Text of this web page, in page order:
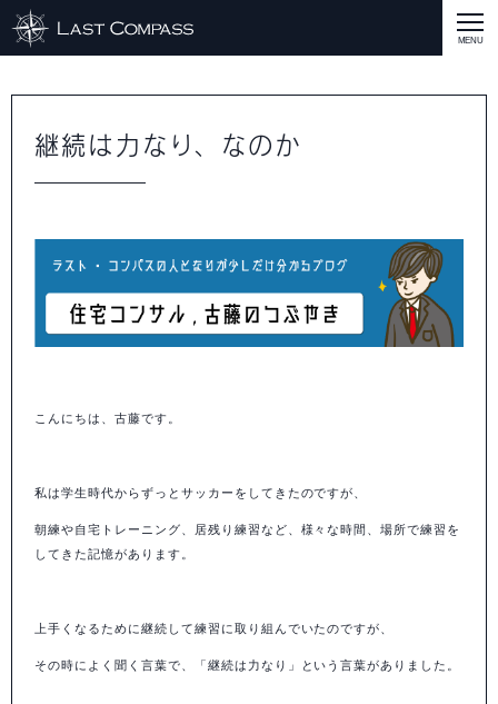
CASE
SERVICE MENU
STAFF BLOG
SEMINAR
すべての説明会情報
事業開発に関して
に関して
に関して
に関して
コストに関して
RECRUIT
継続は力なり、なのか
こんにちは、古藤です。
私は学生時代からずっとサッカーをしてきたのですが、
朝練や自宅トレーニング、居残り練習など、様々な時間、場所で練習を
してきた記憶があります。
上手くなるために継続して練習に取り組んでいたのですが、
その時によく聞く言葉で、「継続は力なり」という言葉がありました。